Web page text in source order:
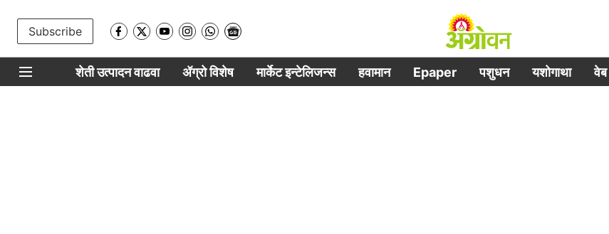
Subscribe
शेती उत्पादन वाढवा ॲग्रो विशेष मार्केट इन्टेलिजन्स हवामान Epaper पशुधन यशोगाथा वेब